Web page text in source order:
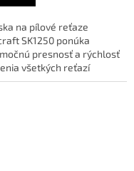
na pílové reťaze
SK1250 ponúka
presnosť a rýchlosť
všetkých reťazí
a motorových píl.